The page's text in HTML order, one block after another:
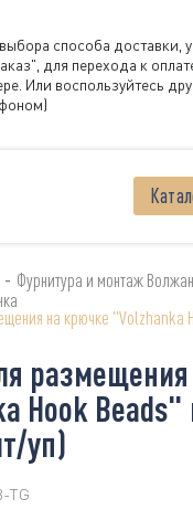
способа доставки,
для перехода к
Или воспользуйтесь
- Фурнитура и монтаж
на крючке "Volzhanka
Hook Beads"
уп)
TG